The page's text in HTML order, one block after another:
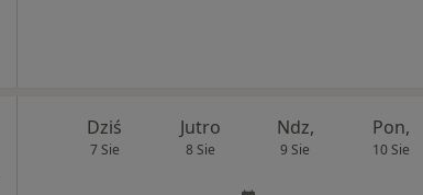
Dziś
7 Sie
Jutro
8 Sie
Ndz,
9 Sie
Pon,
10 Sie